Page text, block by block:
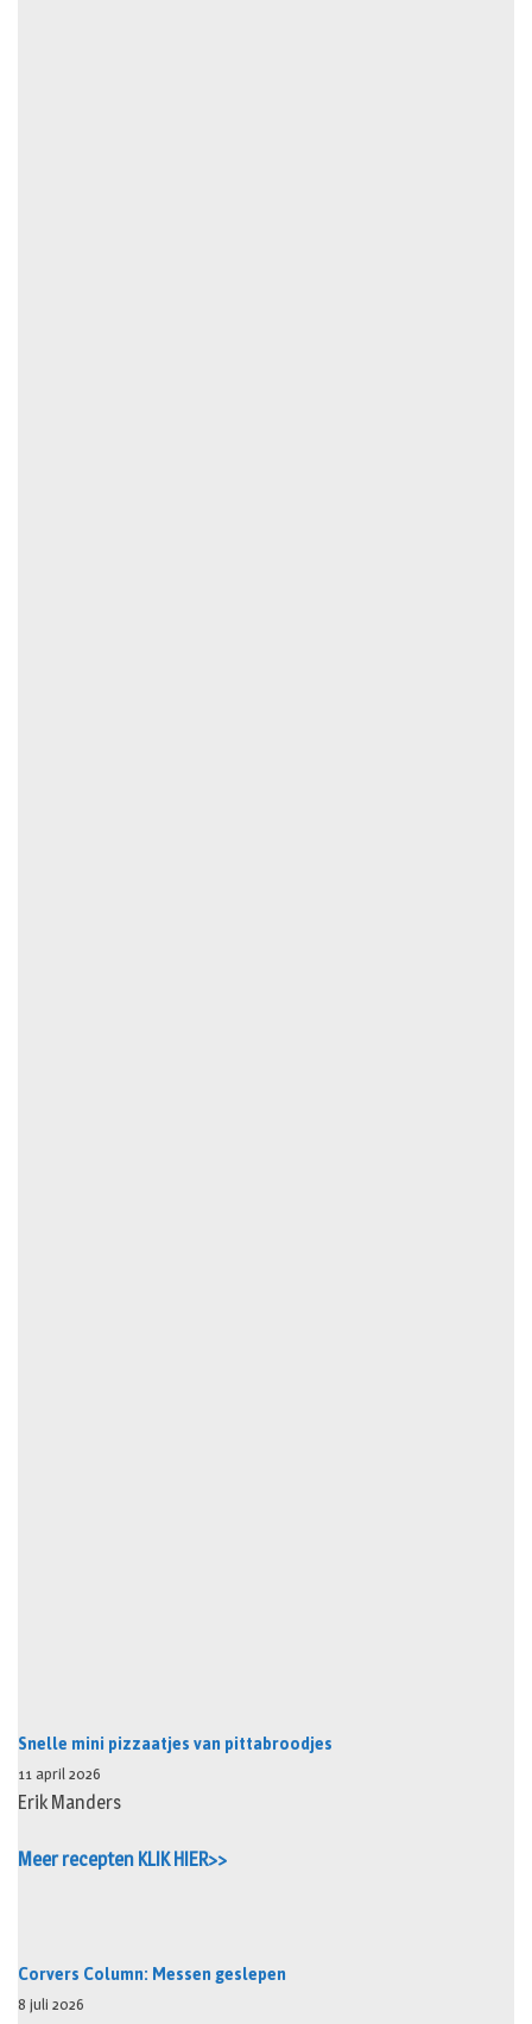
Snelle mini pizzaatjes van pittabroodjes
11 april 2026
Erik Manders
Meer recepten KLIK HIER>>
Corvers Column: Messen geslepen
8 juli 2026